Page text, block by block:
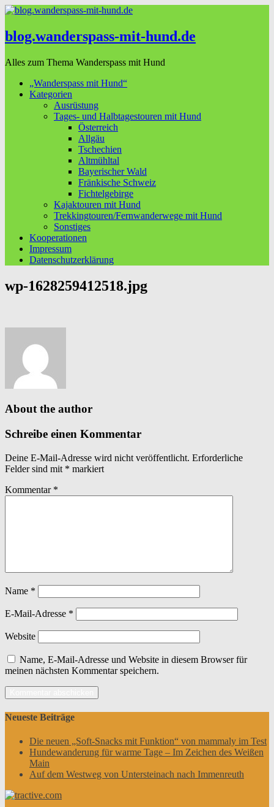
blog.wanderspass-mit-hund.de
Alles zum Thema Wanderspass mit Hund
„Wanderspass mit Hund“
Kategorien
Ausrüstung
Tages- und Halbtagestouren mit Hund
Österreich
Allgäu
Tschechien
Altmühltal
Bayerischer Wald
Fränkische Schweiz
Fichtelgebirge
Kajaktouren mit Hund
Trekkingtouren/Fernwanderwege mit Hund
Sonstiges
Kooperationen
Impressum
Datenschutzerklärung
wp-1628259412518.jpg
About the author
Schreibe einen Kommentar
Deine E-Mail-Adresse wird nicht veröffentlicht. Erforderliche
Felder sind mit * markiert
Kommentar *
Name *
E-Mail-Adresse *
Website
Name, E-Mail-Adresse und Website in diesem Browser für
meinen nächsten Kommentar speichern.
Neueste Beiträge
Die neuen „Soft-Snacks mit Funktion“ von mammaly im Test
Hundewanderung für warme Tage – Im Zeichen des Weißen
Main
Auf dem Westweg von Untersteinach nach Immenreuth